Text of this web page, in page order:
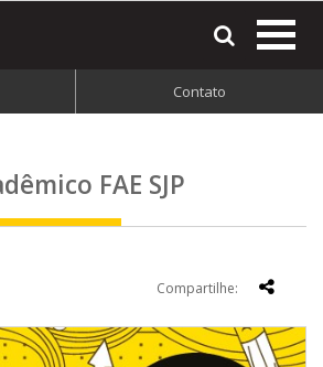
Contato
FAE SJP
Compartilhe: